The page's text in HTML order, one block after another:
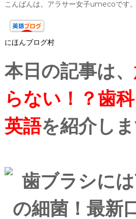
こんばんは。アラサー女子umecoです。
にほんブログ村
本日の記事は、
らない！？歯
英語を紹介しま